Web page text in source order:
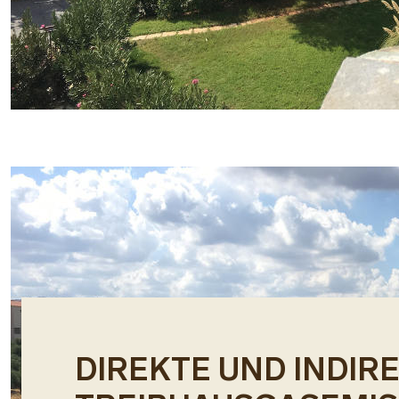
DIREKTE UND